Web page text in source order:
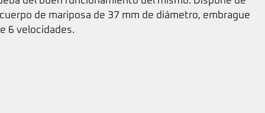
de mariposa de 37 mm de diámetro, embrague
6 velocidades.